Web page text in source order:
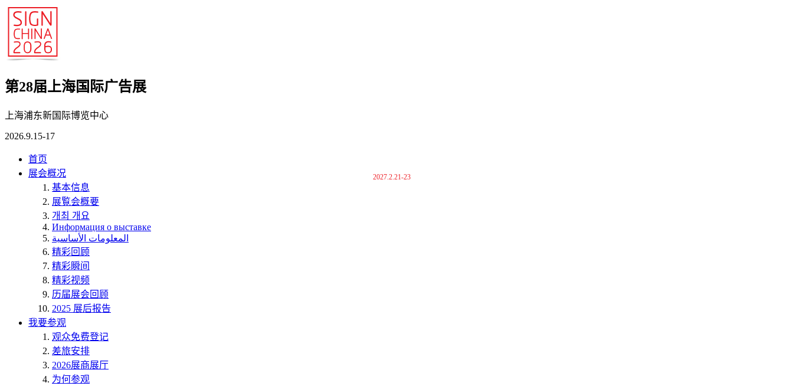
第28届上海国际广告展
上海浦东新国际博览中心
2026.9.15-17
首页
展会概况
基本信息
展覧会概要
개최 개요
Информация о выставке
المعلومات الأساسية
精彩回顾
精彩瞬间
精彩视频
历届展会回顾
2025 展后报告
我要参观
观众免费登记
差旅安排
2026展商展厅
为何参观
2027.2.21-23